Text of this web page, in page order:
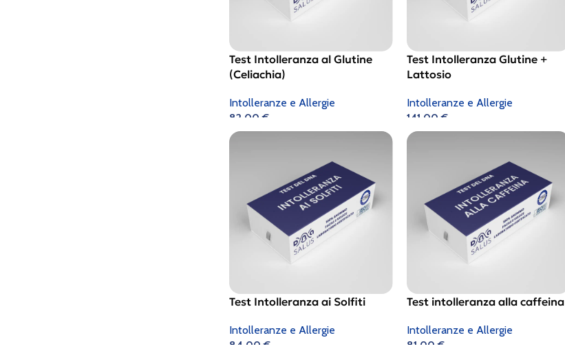
Test Intolleranza al Glutine
(Celiachia)
Intolleranze e Allergie
82,00€
Test Intolleranza Glutine +
Lattosio
Intolleranze e Allergie
141,00€
Test Intolleranza ai Solfiti
Intolleranze e Allergie
84,00€
Test intolleranza alla caffeina
Intolleranze e Allergie
81,00€